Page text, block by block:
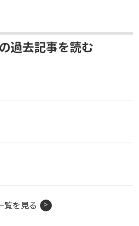
過去記事を読む
覧を見る